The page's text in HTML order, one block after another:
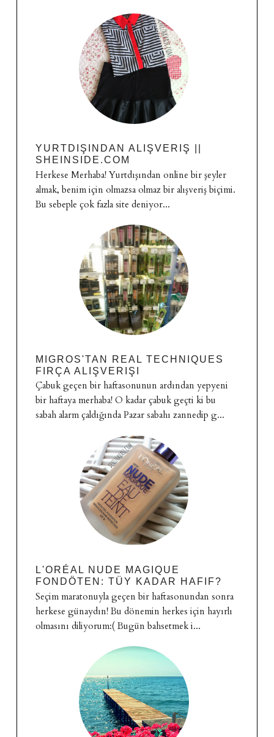
YURTDIŞINDAN ALIŞVERIŞ ||
SHEINSIDE.COM
Herkese Merhaba! Yurtdışından online bir şeyler
almak, benim için olmazsa olmaz bir alışveriş biçimi.
Bu sebeple çok fazla site deniyor...
MIGROS'TAN REAL TECHNIQUES
FIRÇA ALIŞVERIŞI
Çabuk geçen bir haftasonunun ardından yepyeni
bir haftaya merhaba! O kadar çabuk geçti ki bu
sabah alarm çaldığında Pazar sabahı zannedip g...
L'ORÉAL NUDE MAGIQUE
FONDÖTEN: TÜY KADAR HAFIF?
Seçim maratonuyla geçen bir haftasonundan sonra
herkese günaydın! Bu dönemin herkes için hayırlı
olmasını diliyorum:( Bugün bahsetmek i...